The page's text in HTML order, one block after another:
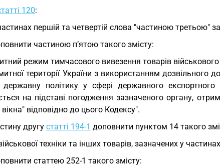
120:
першій та четвертій слова "частиною третьою"
частиною п’ятою такого змісту:
режим тимчасового вивезення товарів
території України з використанням дозвільного
державну політику у сфері державного
на підставі погодження зазначеного органу,
відповідно до цього Кодексу".
другу статті 194-1 доповнити пунктом 14 такого
техніки та інших товарів, зазначених у
статтею 252-1 такого змісту: